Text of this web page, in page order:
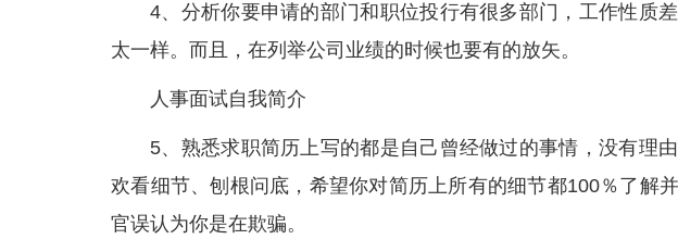
4、分析你要申请的部门和职位投行有很多部门，工作性质
太一样。而且，在列举公司业绩的时候也要有的放矢。
人事面试自我简介
5、熟悉求职简历上写的都是自己曾经做过的事情，没有理
欢看细节、刨根问底，希望你对简历上所有的细节都100％了解
官误认为你是在欺骗。